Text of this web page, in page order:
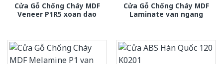
Cửa Gỗ Chống Cháy MDF
Veneer P1R5 xoan dao
Cửa Gỗ Chống Cháy MDF
Laminate van ngang